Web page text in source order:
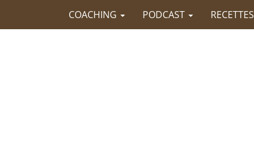
COACHING PODCAST RECETTES